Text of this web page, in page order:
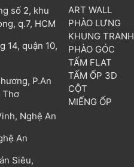
số 2, khu
q.7, HCM
14, quận 10,
P.An
Thơ
Nghệ An
An
Siêu,
ART WALL
PHÀO LƯNG
KHUNG TRANH
PHÀO GÓC
TẤM FLAT
TẤM ỐP 3D
CỘT
MIẾNG ỐP